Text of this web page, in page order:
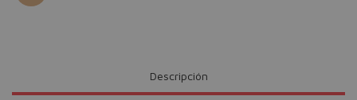
Descripción